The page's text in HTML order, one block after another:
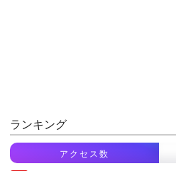
ランキング
アクセス数